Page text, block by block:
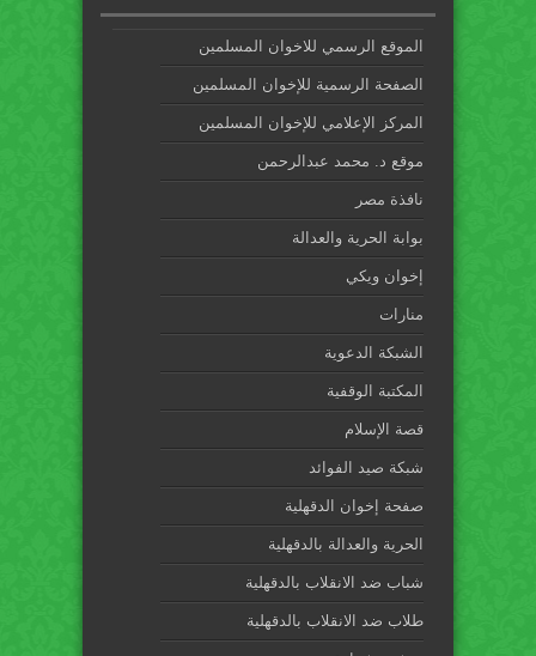
الموقع الرسمي للاخوان المسلمين
الصفحة الرسمية للإخوان المسلمين
المركز الإعلامي للإخوان المسلمين
موقع د. محمد عبدالرحمن
نافذة مصر
بوابة الحرية والعدالة
إخوان ويكي
منارات
الشبكة الدعوية
المكتبة الوقفية
قصة الإسلام
شبكة صيد الفوائد
صفحة إخوان الدقهلية
الحرية والعدالة بالدقهلية
شباب ضد الانقلاب بالدقهلية
طلاب ضد الانقلاب بالدقهلية